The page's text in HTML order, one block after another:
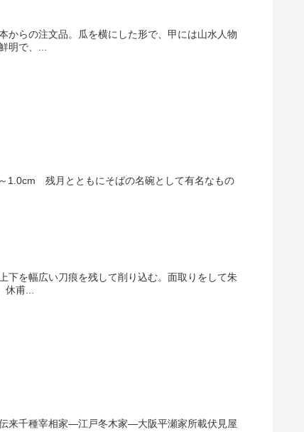
らの注文品。瓜を横にした形で、甲には山水人物
明で、...
1.0cm 残月とともにそばの名碗として有名なもの
下を幅広い刀痕を残して削り込む。面取りをして朱
甫...
千種宰相家―江戸冬木家―大阪平瀬家所載伏見屋